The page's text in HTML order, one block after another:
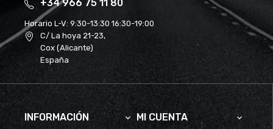
+34 966 75 11 80
Horario L-V: 9:30-13:30 16:30-19:00
C/ La hoya 21-23,
Cox (Alicante)
España
INFORMACIÓN  MI CUENTA 